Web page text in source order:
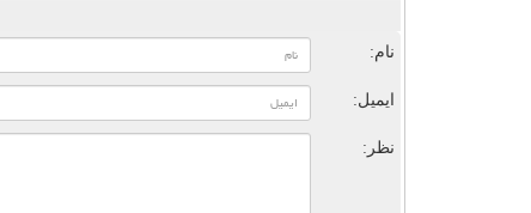
نام:
ایمیل:
نظر: